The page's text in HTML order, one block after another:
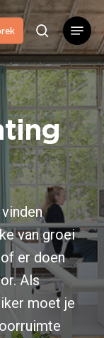
search
Menu
van groei
er doen
Als
moet je